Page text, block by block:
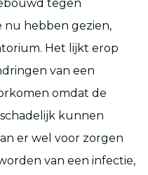
tegen
nu hebben gezien,
Het lijkt erop
van een
omdat de
kunnen
er wel voor zorgen
van een infectie,